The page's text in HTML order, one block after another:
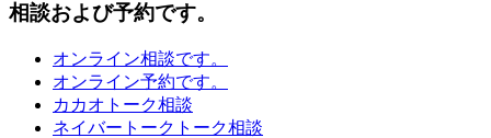
相談および予約です。
オンライン相談です。
オンライン予約です。
カカオトーク相談
ネイバートークトーク相談